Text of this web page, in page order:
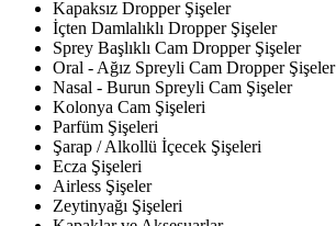
Kapaksız Dropper Şişeler
İçten Damlalıklı Dropper Şişeler
Sprey Başlıklı Cam Dropper Şişeler
Oral - Ağız Spreyli Cam Dropper Şişeler
Nasal - Burun Spreyli Cam Şişeler
Kolonya Cam Şişeleri
Parfüm Şişeleri
Şarap / Alkollü İçecek Şişeleri
Ecza Şişeleri
Airless Şişeler
Zeytinyağı Şişeleri